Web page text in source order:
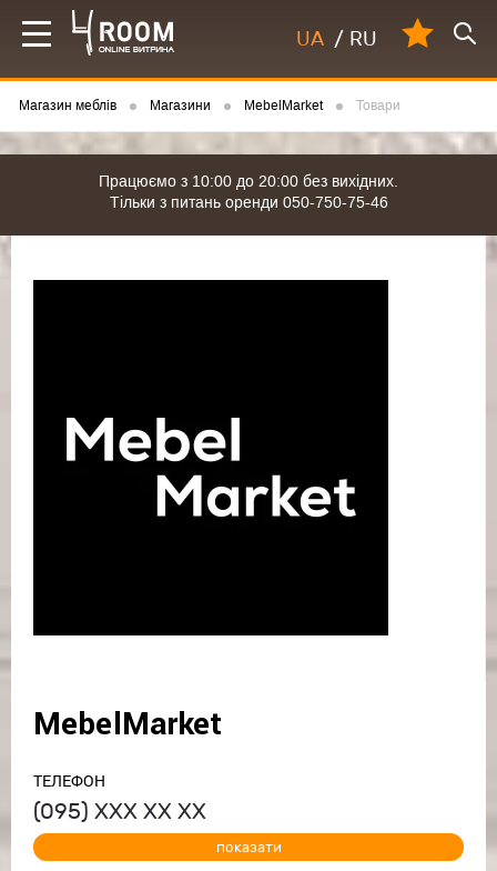
UA / RU
Магазин меблів Магазини MebelMarket Товари
Працюємо з 10:00 до 20:00 без вихідних.
Тільки з питань оренди 050-750-75-46
MebelMarket
ТЕЛЕФОН
(095) ХХХ ХХ ХХ
показати